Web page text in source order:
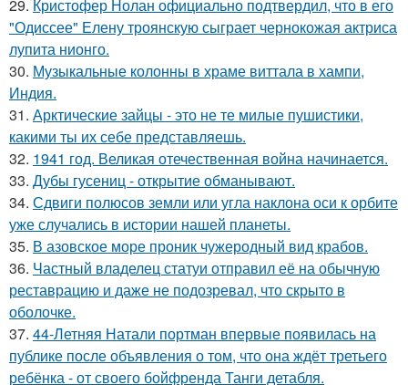
29. Кристофер Нолан официально подтвердил, что в его
"Одиссее" Елену троянскую сыграет чернокожая актриса
лупита нионго.
30. Музыкальные колонны в храме виттала в хампи,
Индия.
31. Арктические зайцы - это не те милые пушистики,
какими ты их себе представляешь.
32. 1941 год. Великая отечественная война начинается.
33. Дубы гусениц - открытие обманывают.
34. Сдвиги полюсов земли или угла наклона оси к орбите
уже случались в истории нашей планеты.
35. В азовское море проник чужеродный вид крабов.
36. Частный владелец статуи отправил её на обычную
реставрацию и даже не подозревал, что скрыто в
оболочке.
37. 44-Летняя Натали портман впервые появилась на
публике после объявления о том, что она ждёт третьего
ребёнка - от своего бойфренда Танги детабля.